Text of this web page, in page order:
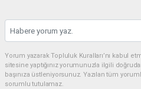
Yorum yazarak Topluluk Kuralları’nı kabul
sitesine yaptığınız yorumunuzla ilgili
başınıza üstleniyorsunuz. Yazılan tüm
sorumlu tutulamaz.